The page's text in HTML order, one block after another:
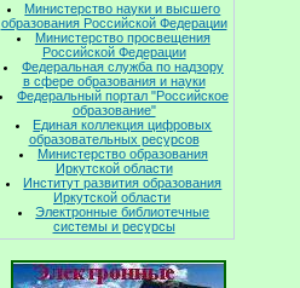
Министерство науки и высшего
образования Российской Федерации
Министерство просвещения
Российской Федерации
Федеральная служба по надзору
в сфере образования и науки
Федеральный портал "Российское
образование"
Единая коллекция цифровых
образовательных ресурсов
Министерство образования
Иркутской области
Институт развития образования
Иркутской области
Электронные библиотечные
системы и ресурсы